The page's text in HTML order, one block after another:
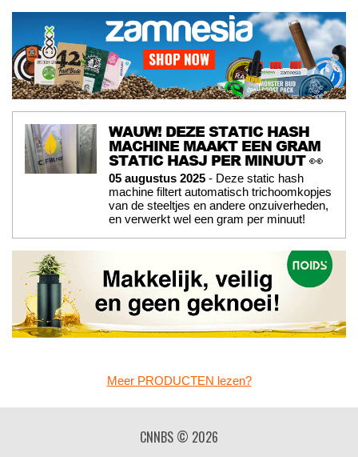
WAUW! DEZE STATIC HASH
MACHINE MAAKT EEN GRAM
STATIC HASJ PER MINUUT 👀
05 augustus 2025 - Deze static hash
machine filtert automatisch trichoomkopjes
van de steeltjes en andere onzuiverheden,
en verwerkt wel een gram per minuut!
Meer PRODUCTEN lezen?
CNNBS © 2026